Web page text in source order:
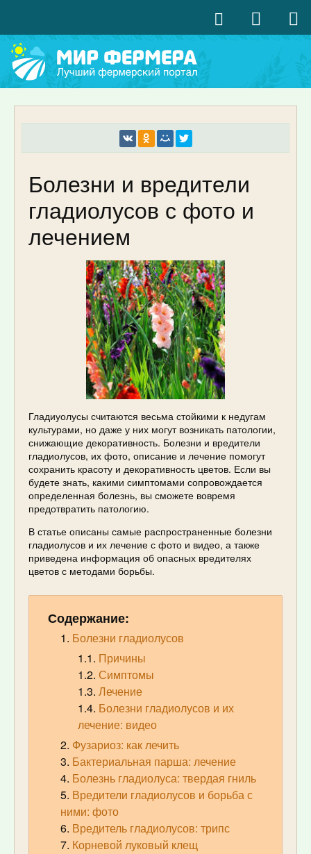
Болезни и вредители
гладиолусов с фото и
лечением
Гладиуолусы считаются весьма стойкими к недугам
культурами, но даже у них могут возникать патологии,
снижающие декоративность. Болезни и вредители
гладиолусов, их фото, описание и лечение помогут
сохранить красоту и декоративность цветов. Если вы
будете знать, какими симптомами сопровождается
определенная болезнь, вы сможете вовремя
предотвратить патологию.
В статье описаны самые распространенные болезни
гладиолусов и их лечение с фото и видео, а также
приведена информация об опасных вредителях
цветов с методами борьбы.
Содержание:
Болезни гладиолусов
Причины
Симптомы
Лечение
Болезни гладиолусов и их
лечение: видео
Фузариоз: как лечить
Бактериальная парша: лечение
Болезнь гладиолуса: твердая гниль
Вредители гладиолусов и борьба с
ними: фото
Вредитель гладиолусов: трипс
Корневой луковый клещ